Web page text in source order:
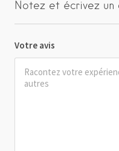
Notez et écrivez un
Votre avis